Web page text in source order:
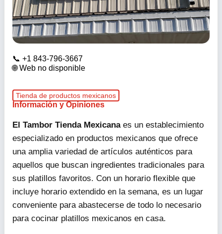
+1 843-796-3667
Web no disponible
Tienda de productos mexicanos
Información y Opiniones
El Tambor Tienda Mexicanaes un establecimiento
especializado en productos mexicanos que ofrece
una amplia variedad de artículos auténticos para
aquellos que buscan ingredientes tradicionales para
sus platillos favoritos. Con un horario flexible que
incluye horario extendido en la semana, es un lugar
conveniente para abastecerse de todo lo necesario
para cocinar platillos mexicanos en casa.